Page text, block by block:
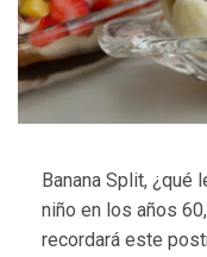
Banana Split, ¿qué
niño en los años
recordará este